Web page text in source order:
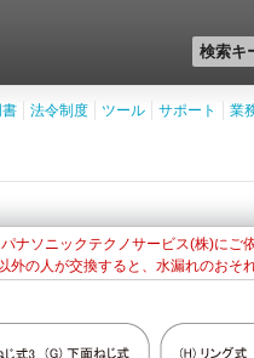
法令制度 ツール サポート 業
ナソニックテクノサービス(株)にご
外の人が交換すると、水漏れのおそ